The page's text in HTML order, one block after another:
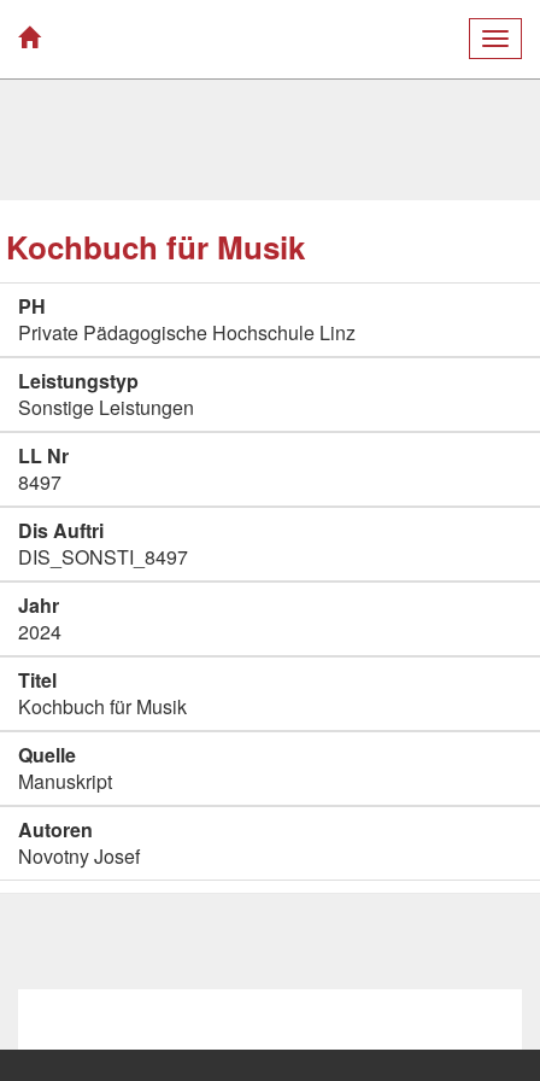
Kochbuch für Musik
PH
Private Pädagogische Hochschule Linz
Leistungstyp
Sonstige Leistungen
LL Nr
8497
Dis Auftri
DIS_SONSTI_8497
Jahr
2024
Titel
Kochbuch für Musik
Quelle
Manuskript
Autoren
Novotny Josef